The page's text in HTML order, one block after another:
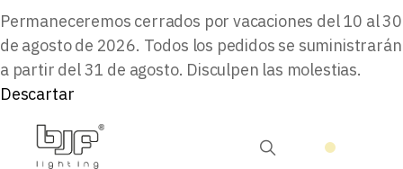
Permaneceremos cerrados por vacaciones del 10 al 30
de agosto de 2026. Todos los pedidos se suministrarán
a partir del 31 de agosto. Disculpen las molestias.
Descartar